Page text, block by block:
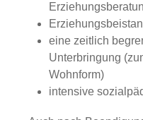
eine zeitlich
Unterbringung
Wohnform)
intensive